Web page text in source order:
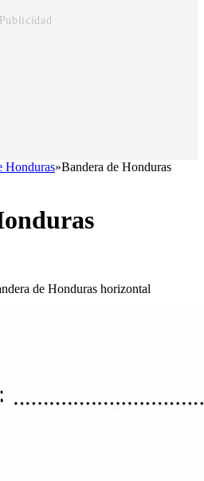
Honduras»Bandera de Honduras
de Honduras horizontal